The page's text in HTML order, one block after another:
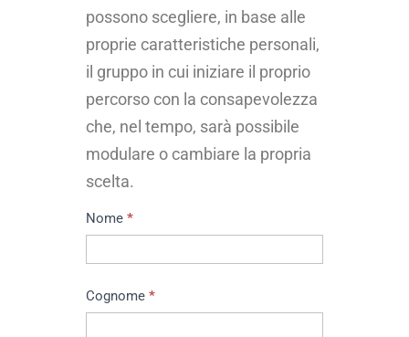
possono scegliere, in base alle
proprie caratteristiche personali,
il gruppo in cui iniziare il proprio
percorso con la consapevolezza
che, nel tempo, sarà possibile
modulare o cambiare la propria
scelta.
Formazione
Nome *
Cognome *